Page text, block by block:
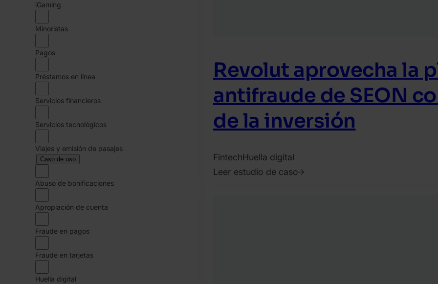
iGaming
Minoristas
Pagos
Préstamos en línea
Servicios financieros
Servicios tecnológicos
Viajes y emisión de pasajes
Caso de uso
Abuso de bonificaciones
Apropiación de cuenta
Fraude en pagos
Fraude en tarjetas
Huella digital
Revolut aprovecha la
antifraude de SEON
de la inversión
FintechHuella digital
Leer estudio de caso